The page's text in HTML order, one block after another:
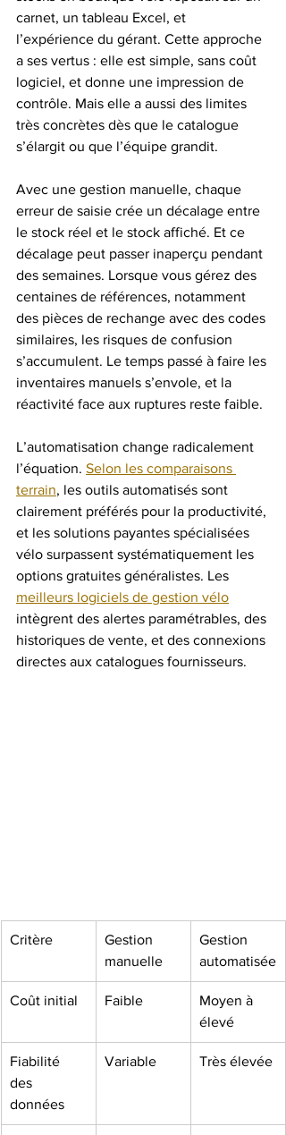
carnet, un tableau Excel, et
l’expérience du gérant. Cette approche
a ses vertus : elle est simple, sans coût
logiciel, et donne une impression de
contrôle. Mais elle a aussi des limites
très concrètes dès que le catalogue
s’élargit ou que l’équipe grandit.
Avec une gestion manuelle, chaque
erreur de saisie crée un décalage entre
le stock réel et le stock affiché. Et ce
décalage peut passer inaperçu pendant
des semaines. Lorsque vous gérez des
centaines de références, notamment
des pièces de rechange avec des codes
similaires, les risques de confusion
s’accumulent. Le temps passé à faire les
inventaires manuels s’envole, et la
réactivité face aux ruptures reste faible.
L’automatisation change radicalement
l’équation. Selon les comparaisons
terrain, les outils automatisés sont
clairement préférés pour la productivité,
et les solutions payantes spécialisées
vélo surpassent systématiquement les
options gratuites généralistes. Les
meilleurs logiciels de gestion vélo
intègrent des alertes paramétrables, des
historiques de vente, et des connexions
directes aux catalogues fournisseurs.
Critère
Gestion
manuelle
Gestion
automatisée
Coût initial Faible
Moyen à
élevé
Fiabilité
des
données
Variable Très élevée